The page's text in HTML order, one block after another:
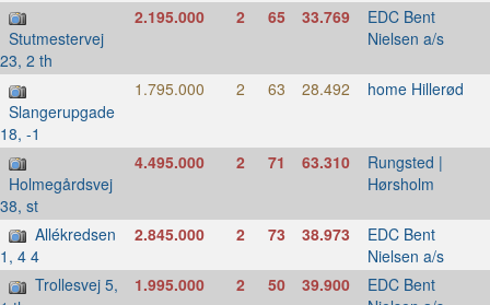
Stutmestervej
23, 2 th
2.195.000 2 65 33.769 EDC Bent
Nielsen a/s
Slangerupgade
18, -1
1.795.000 2 63 28.492 home Hillerød
Holmegårdsvej
38, st
4.495.000 2 71 63.310 Rungsted |
Hørsholm
Allékredsen
1, 4 4
2.845.000 2 73 38.973 EDC Bent
Nielsen a/s
Trollesvej 5,
1.995.000 2 50 39.900 EDC Bent